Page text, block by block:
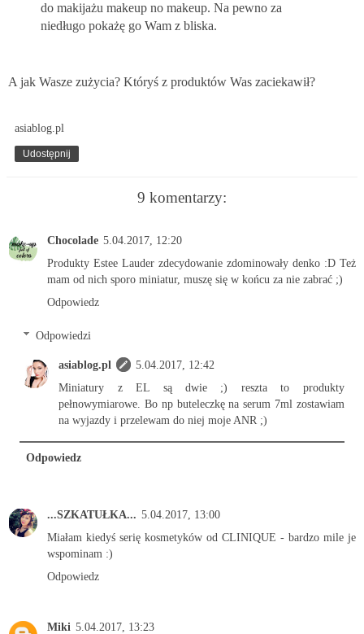
do makijażu makeup no makeup. Na pewno za
niedługo pokażę go Wam z bliska.
A jak Wasze zużycia? Któryś z produktów Was zaciekawił?
asiablog.pl
Udostępnij
9 komentarzy:
Chocolade 5.04.2017, 12:20
Produkty Estee Lauder zdecydowanie zdominowały denko :D Też
mam od nich sporo miniatur, muszę się w końcu za nie zabrać ;)
Odpowiedz
Odpowiedzi
asiablog.pl
5.04.2017, 12:42
Miniatury z EL są dwie ;) reszta to produkty
pełnowymiarowe. Bo np buteleczkę na serum 7ml zostawiam
na wyjazdy i przelewam do niej moje ANR ;)
Odpowiedz
...SZKATUŁKA... 5.04.2017, 13:00
Miałam kiedyś serię kosmetyków od CLINIQUE - bardzo mile je
wspominam :)
Odpowiedz
Miki 5.04.2017, 13:23